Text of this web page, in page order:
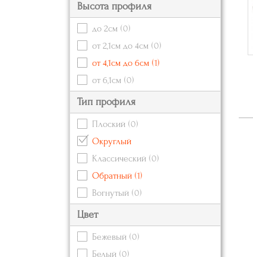
Высота профиля
до 2см (0)
от 2,1см до 4см (0)
от 4,1см до 6см (1)
от 6,1см (0)
Тип профиля
Плоский (0)
Округлый
Классический (0)
Обратный (1)
Вогнутый (0)
Цвет
Бежевый (0)
Белый (0)